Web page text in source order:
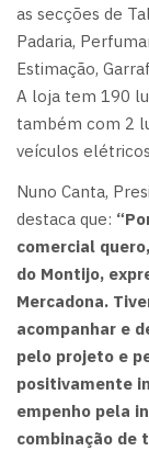
as secções de
Padaria,
Estimação,
A loja tem 190
também com 2
veículos
Nuno Canta,
destaca que:
comercial
do Montijo,
Mercadona.
acompanhar e
pelo projeto e
positivamente
empenho pela
combinação de